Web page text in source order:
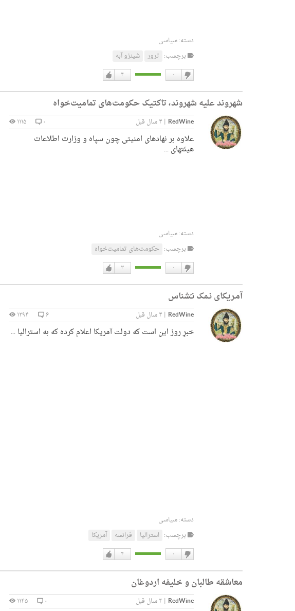
دسته:سیاسی
برچسب: ترور شینزو آبه
دارم
۴ ۰
نداشتن
شهروند علیه شهروند، تاکتیک حکومت‌های تمامیت‌خواه‎‎
RedWine
| ۴ سال قبل ۰ ۱۱۱۵
علاوه بر نهادهای امنیتی چون سپاه و وزارت اطلاعات
هیئتهای ...
دسته:سیاسی
برچسب: حکومت‌های تمامیت‌خواه‎‎
۳ ۰
نداشتن
آمـریکای نـمک نـَشناس
RedWine
| ۴ سال قبل ۶ ۱۲۹۴
خبرِ روز این است که دولت آمریکا اعلام کرده که به استرالیا ...
دسته:سیاسی
برچسب: استرالیا فرانسه آمریکا
۴ ۰
نداشتن
معاشقه طالبان و خلیفه اردوغان
RedWine
| ۴ سال قبل ۰ ۱۱۴۵